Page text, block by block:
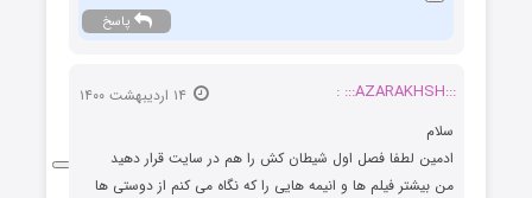
پاسخ
:::AZARAKHSH::: :
سلام
ادمین لطفا فصل اول شیطان کش را هم در سایت قرار دهید
من بیشتر فیلم ها و انیمه هایی را که نگاه می کنم از دوستی ها